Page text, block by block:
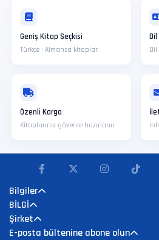
Geniş Kitap Seçkisi
Türkçe · Almanca kitaplar
Özenli Kargo
Kitaplarınız güvenle hazırlanır
Bilgiler
BİLGİ
Şirket
E-posta bültenine abone olun